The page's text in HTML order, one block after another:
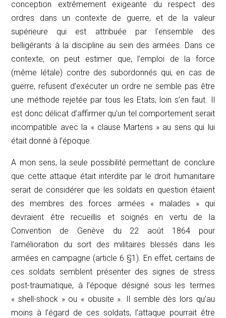
conception extrêmement exigeante du respect des
ordres dans un contexte de guerre, et de la valeur
supérieure qui est attribuée par l’ensemble des
belligérants à la discipline au sein des armées. Dans ce
contexte, on peut estimer que, l’emploi de la force
(même létale) contre des subordonnés qui, en cas de
guerre, refusent d’exécuter un ordre ne semble pas être
une méthode rejetée par tous les Etats, loin s’en faut. Il
est donc délicat d’affirmer qu’un tel comportement serait
incompatible avec la « clause Martens » au sens qui lui
était donné à l’époque.
A mon sens, la seule possibilité permettant de conclure
que cette attaque était interdite par le droit humanitaire
serait de considérer que les soldats en question étaient
des membres des forces armées « malades » qui
devraient être recueillis et soignés en vertu de la
Convention de Genève du 22 août 1864 pour
l’amélioration du sort des militaires blessés dans les
armées en campagne (article 6 §1). En effet, certains de
ces soldats semblent présenter des signes de stress
post-traumatique, à l’époque désigné sous les termes
« shell-shock » ou « obusite ». Il semble dès lors qu’au
moins à l’égard de ces soldats, l’attaque pourrait être